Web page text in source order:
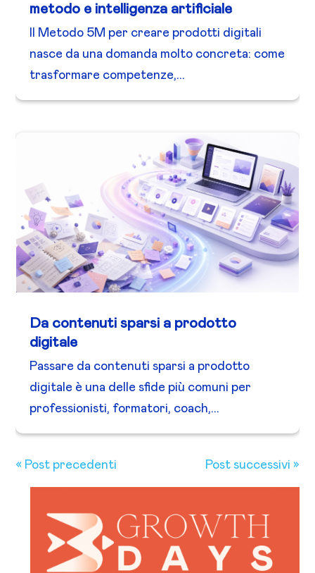
metodo e intelligenza artificiale
Il Metodo 5M per creare prodotti digitali
nasce da una domanda molto concreta: come
trasformare competenze,...
Da contenuti sparsi a prodotto
digitale
Passare da contenuti sparsi a prodotto
digitale è una delle sfide più comuni per
professionisti, formatori, coach,...
« Post precedenti Post successivi »